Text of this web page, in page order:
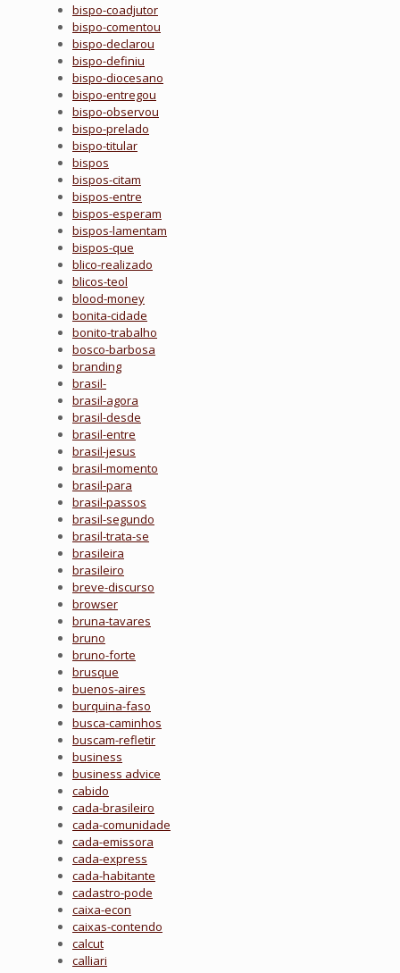
bispo-coadjutor
bispo-comentou
bispo-declarou
bispo-definiu
bispo-diocesano
bispo-entregou
bispo-observou
bispo-prelado
bispo-titular
bispos
bispos-citam
bispos-entre
bispos-esperam
bispos-lamentam
bispos-que
blico-realizado
blicos-teol
blood-money
bonita-cidade
bonito-trabalho
bosco-barbosa
branding
brasil-
brasil-agora
brasil-desde
brasil-entre
brasil-jesus
brasil-momento
brasil-para
brasil-passos
brasil-segundo
brasil-trata-se
brasileira
brasileiro
breve-discurso
browser
bruna-tavares
bruno
bruno-forte
brusque
buenos-aires
burquina-faso
busca-caminhos
buscam-refletir
business
business advice
cabido
cada-brasileiro
cada-comunidade
cada-emissora
cada-express
cada-habitante
cadastro-pode
caixa-econ
caixas-contendo
calcut
calliari